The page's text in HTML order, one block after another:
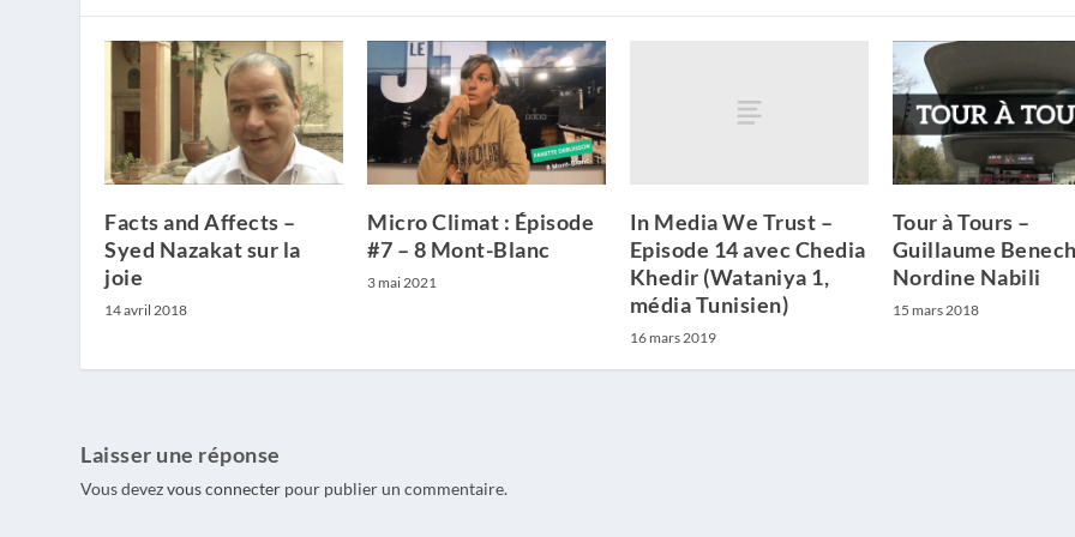
Facts and Affects –
Syed Nazakat sur la
joie
14 avril 2018
Micro Climat : Épisode
#7 – 8 Mont-Blanc
3 mai 2021
In Media We Trust –
Episode 14 avec Chedia
Khedir (Wataniya 1,
média Tunisien)
16 mars 2019
Tour à Tours –
Guillaume
Nordine Nabili
15 mars 2018
Laisser une réponse
Vous devezvous connecter pour publier un commentaire.